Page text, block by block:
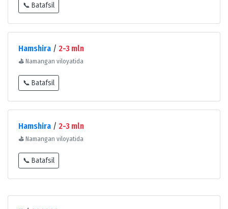
📞 Batafsil
Hamshira / 2-3 mln
⛳ Namangan viloyatida
📞 Batafsil
Hamshira / 2-3 mln
⛳ Namangan viloyatida
📞 Batafsil